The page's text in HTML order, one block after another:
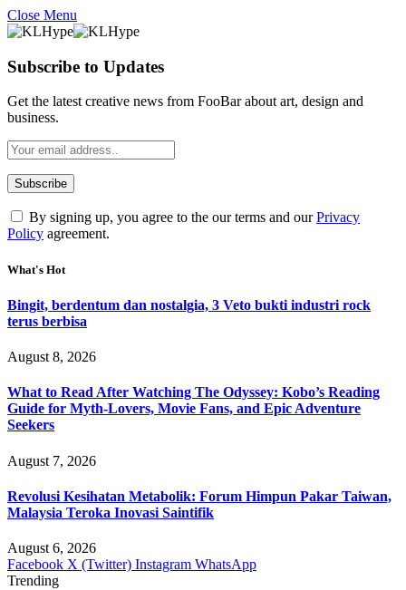
Close Menu
Subscribe to Updates
Get the latest creative news from FooBar about art, design and
business.
By signing up, you agree to the our terms and ourPrivacy
Policy agreement.
What's Hot
Bingit, berdentum dan nostalgia, 3 Veto bukti industri rock
terus berbisa
August 8, 2026
What to Read After Watching The Odyssey: Kobo’s Reading
Guide for Myth-Lovers, Movie Fans, and Epic Adventure
Seekers
August 7, 2026
Revolusi Kesihatan Metabolik: Forum Himpun Pakar Taiwan,
Malaysia Teroka Inovasi Saintifik
August 6, 2026
Facebook X (Twitter) Instagram WhatsApp
Trending